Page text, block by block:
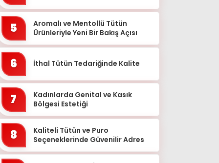
5
Aromalı ve Mentollü Tütün
Ürünleriyle Yeni Bir Bakış Açısı
6 İthal Tütün Tedariğinde Kalite
7
Kadınlarda Genital ve Kasık
Bölgesi Estetiği
8
Kaliteli Tütün ve Puro
Seçeneklerinde Güvenilir Adres
Bartın
Batman
Bayburt
Bilecik
Bingöl
Bitlis
Bolu
Burdur
Bursa
Çanakkale